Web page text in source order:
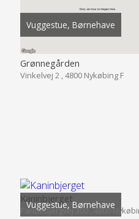
Vuggestue, Børnehave
Grønnegården
Vinkelvej 2 , 4800 Nykøbing F
Vuggestue, Børnehave
Kaninbjerget